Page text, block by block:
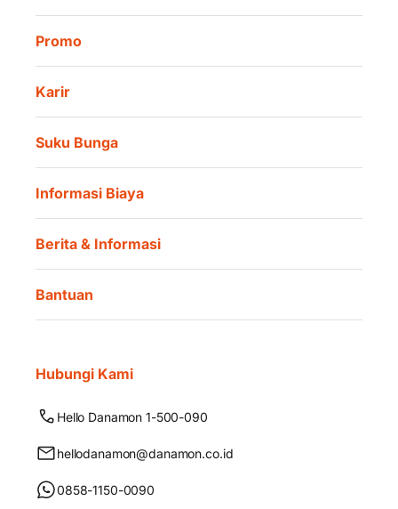
Promo
Karir
Suku Bunga
Informasi Biaya
Berita & Informasi
Bantuan
Hubungi Kami
Hello Danamon 1-500-090
hellodanamon@danamon.co.id
0858-1150-0090